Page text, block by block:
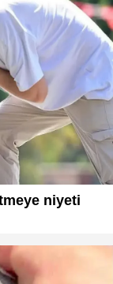
niyeti